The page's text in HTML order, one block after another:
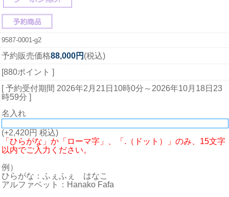
9587-0001-g2
予約販売価格88,000円 (税込)
[880ポイント ]
[ 予約受付期間 2026年2月21日10時0分 ～ 2026年10月18日23
時59分 ]
名入れ
(+2,420円 税込)
「ひらがな」か「ローマ字」、「.（ドット）」のみ、15文字
以内でご入力ください。
例）
ひらがな：ふぇふぇ はなこ
アルファベット：Hanako Fafa